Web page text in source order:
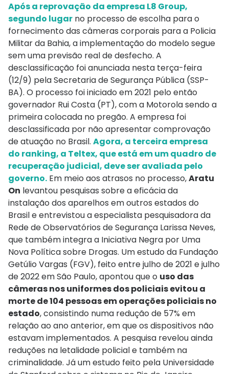
Após a reprovação da empresa L8 Group,
segundo lugar no processo de escolha para o
fornecimento das câmeras corporais para a Policia
Militar da Bahia, a implementação do modelo segue
sem uma previsão real de desfecho. A
desclassificação foi anunciada nesta terça-feira
(12/9) pela Secretaria de Segurança Pública (SSP-
BA). O processo foi iniciado em 2021 pelo então
governador Rui Costa (PT), com a Motorola sendo a
primeira colocada no pregão. A empresa foi
desclassificada por não apresentar comprovação
de atuação no Brasil. Agora, a terceira empresa
do ranking, a Teltex, que está em um quadro de
recuperação judicial, deve ser avaliada pelo
governo. Em meio aos atrasos no processo,Aratu
On levantou pesquisas sobre a eficácia da
instalação dos aparelhos em outros estados do
Brasil e entrevistou a especialista pesquisadora da
Rede de Observatórios de Segurança Larissa Neves,
que também integra a Iniciativa Negra por Uma
Nova Política sobre Drogas. Um estudo da Fundação
Getúlio Vargas (FGV), feito entre julho de 2021 e julho
de 2022 em São Paulo, apontou que o uso das
câmeras nos uniformes dos policiais evitou a
morte de 104 pessoas em operações policiais no
estado, consistindo numa redução de 57% em
relação ao ano anterior, em que os dispositivos não
estavam implementados. A pesquisa revelou ainda
reduções na letalidade policial e também na
criminalidade. Já um estudo feito pela Universidade